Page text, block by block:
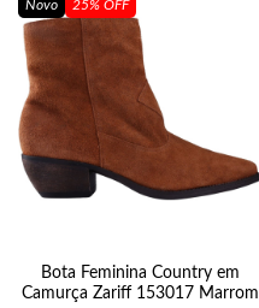
Novo 25% OFF
Bota Feminina Country em
Camurça Zariff 153017 Marrom